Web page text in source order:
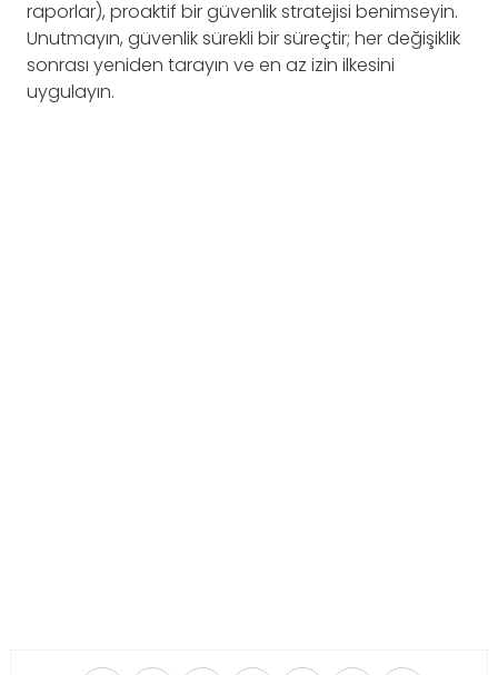
raporlar), proaktif bir güvenlik stratejisi benimseyin.
Unutmayın, güvenlik sürekli bir süreçtir; her değişiklik
sonrası yeniden tarayın ve en az izin ilkesini
uygulayın.